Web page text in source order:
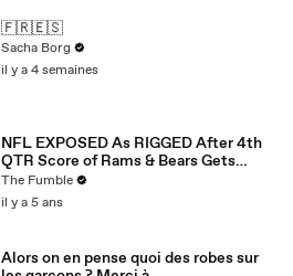
🇫🇷🇪🇸
Sacha Borg
il y a 4 semaines
NFL EXPOSED As RIGGED After 4th
QTR Score of Rams & Bears Gets
Posted On Screen During 1st Half
The Fumble
il y a 5 ans
Alors on en pense quoi des robes sur